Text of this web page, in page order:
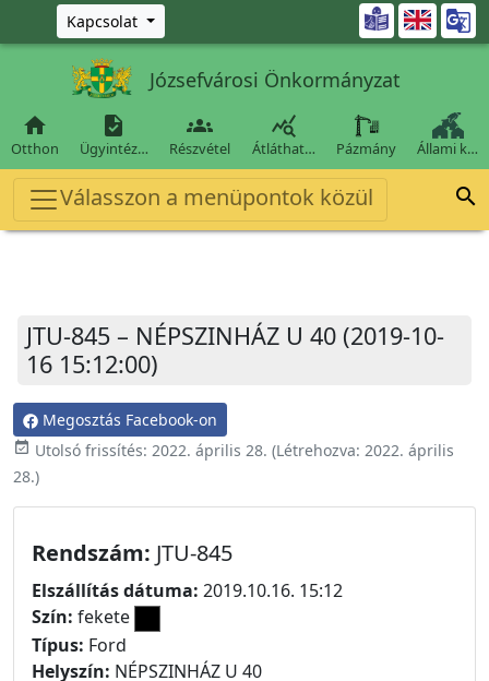
Ugrás a fő tartalomra
Kapcsolat 
Józsefvárosi Önkormányzat

Otthon

Ügyintéz…

Részvétel

Átláthat… Pázmány Állami k…
Válasszon a menüpontok közül 
JTU-845 – NÉPSZINHÁZ U 40 (2019-10-
16 15:12:00)
Megosztás Facebook-on
event_available Utolsó frissítés: 2022. április 28. (Létrehozva: 2022. április
28.)
Rendszám: JTU-845
Elszállítás dátuma: 2019.10.16. 15:12
Szín: fekete
Típus: Ford
Helyszín: NÉPSZINHÁZ U 40